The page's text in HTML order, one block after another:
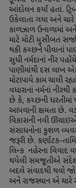
આંદોલન કર્યાં હતાં.
ઉકેલાતા ગયા અને ચારે
કાળઝાળ ઉનાળામાં
માટે મોટી મુસીબત
થકી કચ્છને પીવાનાં
સુધી નર્મદાનાં નીર
પાણીમાંથી દસ લાખ
મોટાપાયે કામ ચાલી
વધારાનાં નર્મનાં
છે કે, કચ્છની ધરતીમાં
આપવાની ક્ષમતા છે.
વિકાસની નવી
સંસાધનોના કુશળ
જરૂરી છે. કર્ણાટક-
લિન્ક નહેરના
થયેલી સમજૂતીએ
બદલે સંવાદથી થવો
અને રાજસ્થાન એ ચારે